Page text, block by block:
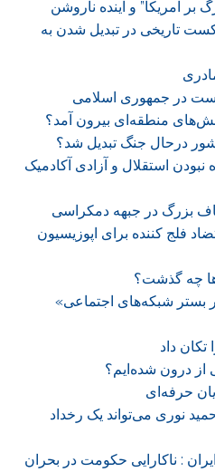
امریکا” و آینده ناروشن
تاریخی در تبدیل شدن به
در جمهوری اسلامی
تنش‌های منطقه‌ای بیرون آمد؟
درحال جنگ تبدیل شد؟
استقلال و آزادی آکادمیک
فلج کننده برای اپوزیسیون
چه گذشت‌؟
بستر شبکه‌های اجتماعی»
داد
از درون شده‌ایم؟
حرفه‌ای
نوری می‌تواند یک رخداد
: ناکارایی حکومت در بحران